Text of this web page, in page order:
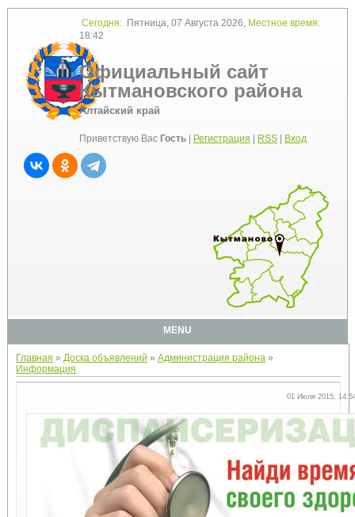
Сегодня:Пятница, 07 Августа 2026, Местное время:
18:42
Официальный сайт
Кытмановского района
Алтайский край
Приветствую Вас Гость| Регистрация RSS| Вход
MENU
Главная » Доска объявлений » Администрация района»
Информация
01 Июля 2015,